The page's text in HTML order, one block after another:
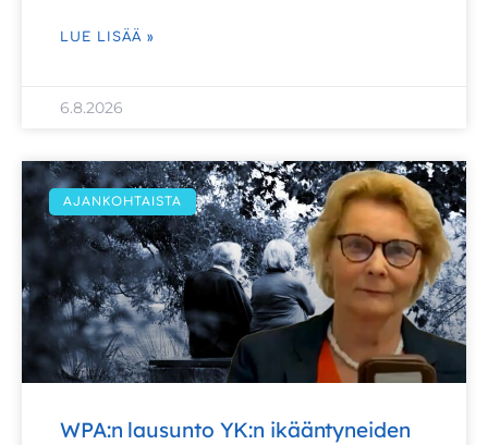
LUE LISÄÄ »
6.8.2026
AJANKOHTAISTA
WPA:n lausunto YK:n ikääntyneiden